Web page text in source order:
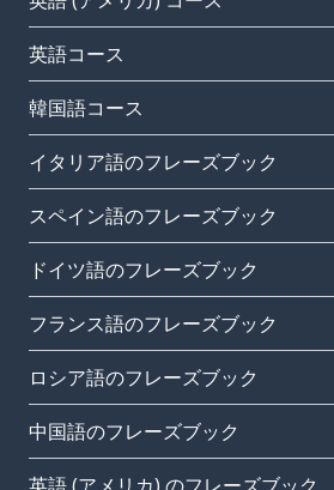
英語コース
韓国語コース
イタリア語のフレーズブック
スペイン語のフレーズブック
ドイツ語のフレーズブック
フランス語のフレーズブック
ロシア語のフレーズブック
中国語のフレーズブック